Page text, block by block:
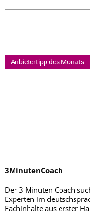
Anbietertipp des Monats
3MinutenCoach
Der 3 Minuten Coach
Experten im
Fachinhalte aus erster